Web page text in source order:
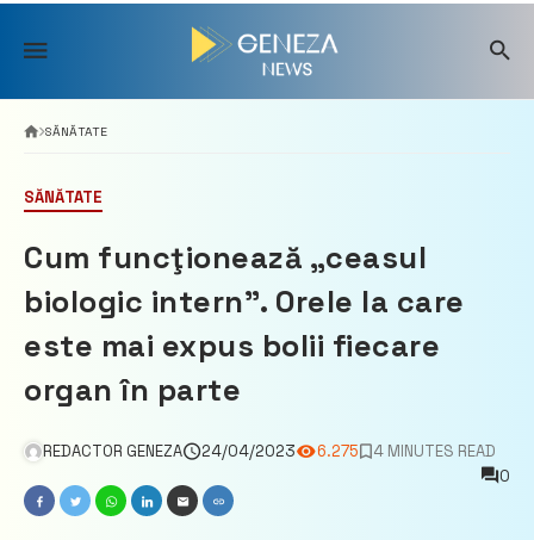
Skip
content
SĂNĂTATE
SĂNĂTATE
Cum funcţionează „ceasul
biologic intern”. Orele la care
este mai expus bolii fiecare
organ în parte
REDACTOR GENEZA 24/04/2023 6.275
4 MINUTES READ
0